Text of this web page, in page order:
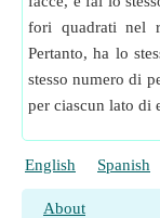
fori quadrati nel
Pertanto, ha lo
stesso numero di
per ciascun lato di
English Spanish
About